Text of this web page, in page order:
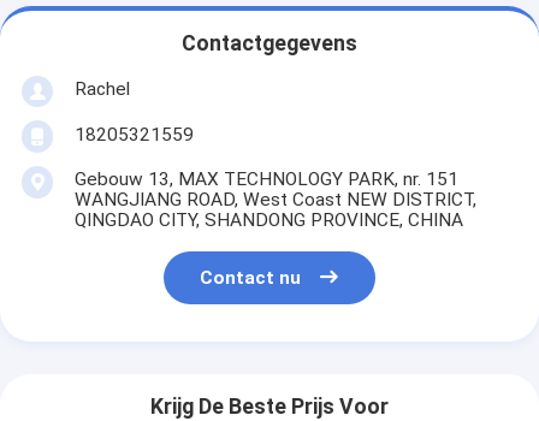
Contactgegevens
Rachel
18205321559
Gebouw 13, MAX TECHNOLOGY PARK, nr. 151
WANGJIANG ROAD, West Coast NEW DISTRICT,
QINGDAO CITY, SHANDONG PROVINCE, CHINA
Contact nu
Krijg De Beste Prijs Voor